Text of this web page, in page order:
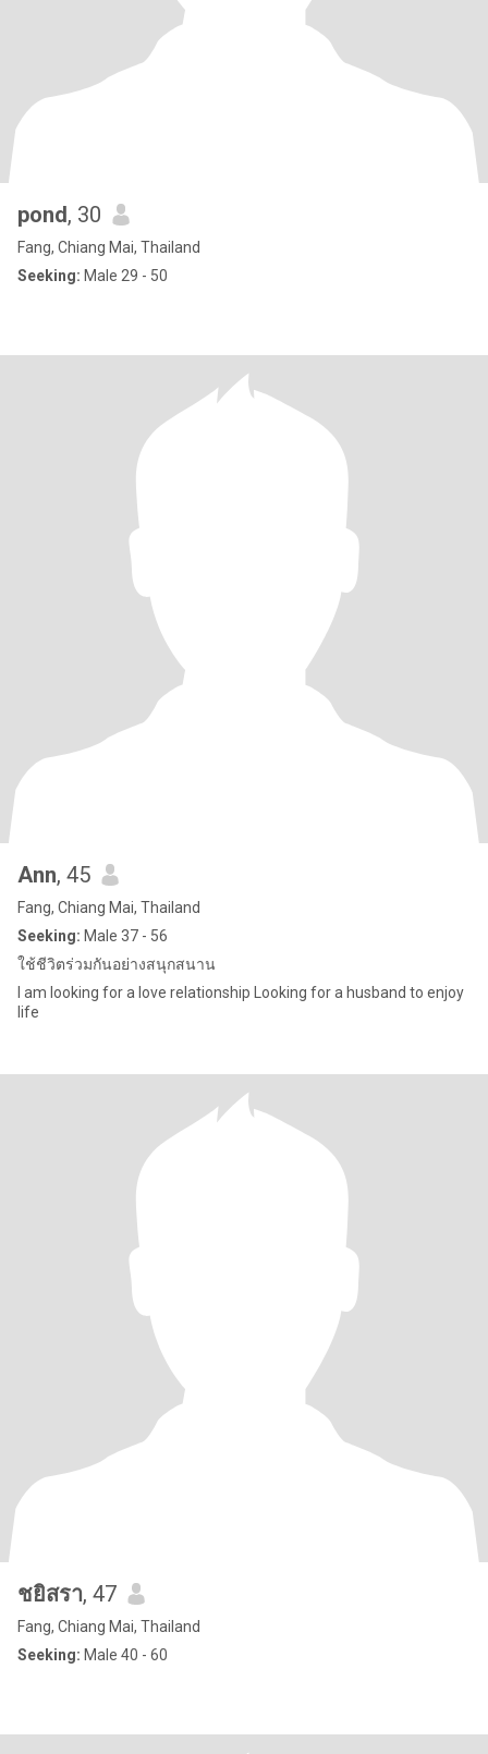
pond, 30
Fang, Chiang Mai, Thailand
Seeking: Male 29 - 50
Ann, 45
Fang, Chiang Mai, Thailand
Seeking: Male 37 - 56
ใช้ชีวิตร่วมกันอย่างสนุกสนาน
I am looking for a love relationship Looking for a husband to enjoy
life
ชยิสรา, 47
Fang, Chiang Mai, Thailand
Seeking: Male 40 - 60